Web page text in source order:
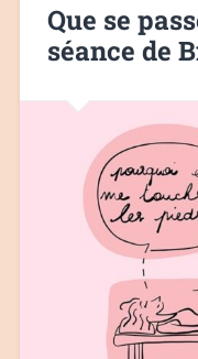
Que se
séance de